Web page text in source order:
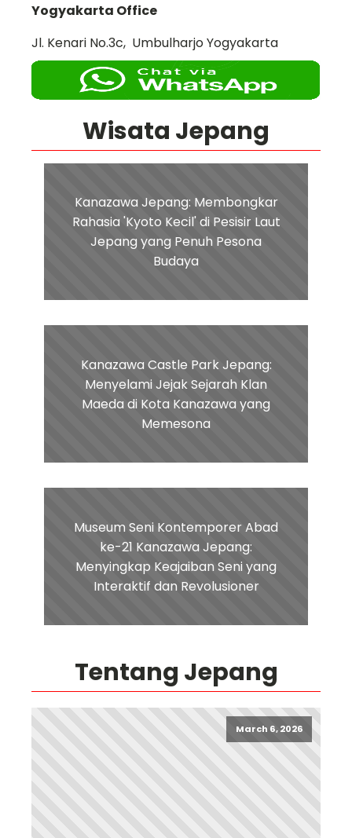
Yogyakarta Office
Jl. Kenari No.3c, Umbulharjo Yogyakarta
Wisata Jepang
Kanazawa Jepang: Membongkar
Rahasia 'Kyoto Kecil' di Pesisir Laut
Jepang yang Penuh Pesona
Budaya
Kanazawa Castle Park Jepang:
Menyelami Jejak Sejarah Klan
Maeda di Kota Kanazawa yang
Memesona
Museum Seni Kontemporer Abad
ke-21 Kanazawa Jepang:
Menyingkap Keajaiban Seni yang
Interaktif dan Revolusioner
Tentang Jepang
March 6, 2026